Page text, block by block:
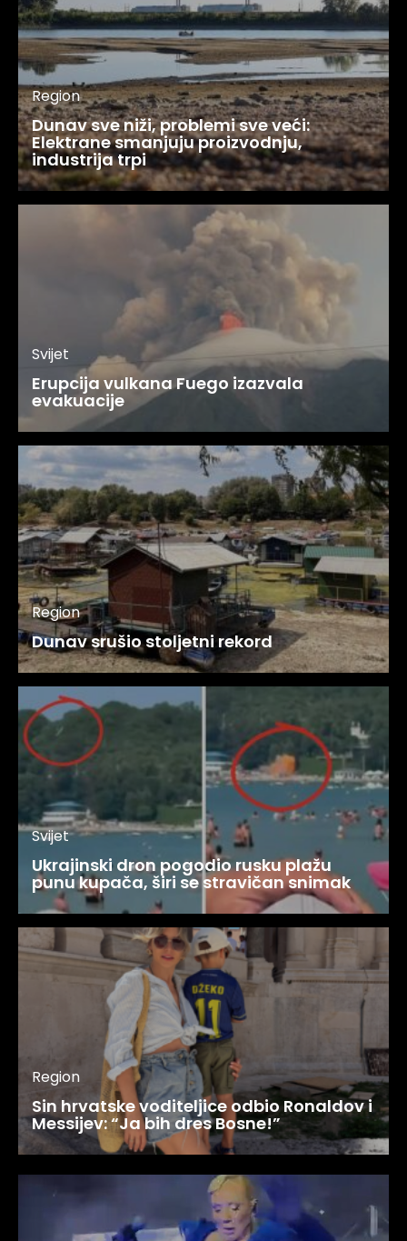
Region
Dunav sve niži, problemi sve veći:
Elektrane smanjuju proizvodnju,
industrija trpi
Svijet
Erupcija vulkana Fuego izazvala
evakuacije
Region
Dunav srušio stoljetni rekord
Svijet
Ukrajinski dron pogodio rusku plažu
punu kupača, širi se stravičan snimak
Region
Sin hrvatske voditeljice odbio Ronaldov i
Messijev: “Ja bih dres Bosne!”